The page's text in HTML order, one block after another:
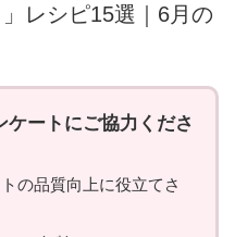
レシピ15選｜6月の